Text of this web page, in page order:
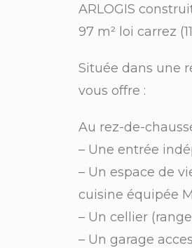
ARLOGIS
97 m² loi carrez
Située dans une
vous offre :
Au rez-de-
– Une entrée
– Un espace de
cuisine équipée
– Un cellier
– Un garage